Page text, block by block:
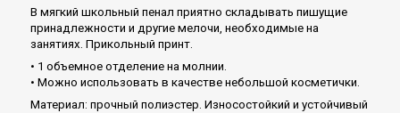
В мягкий школьный пенал приятно складывать пишущие
принадлежности и другие мелочи, необходимые на
занятиях. Прикольный принт.
• 1 объемное отделение на молнии.
• Можно использовать в качестве небольшой косметички.
Материал: прочный полиэстер. Износостойкий и устойчивый